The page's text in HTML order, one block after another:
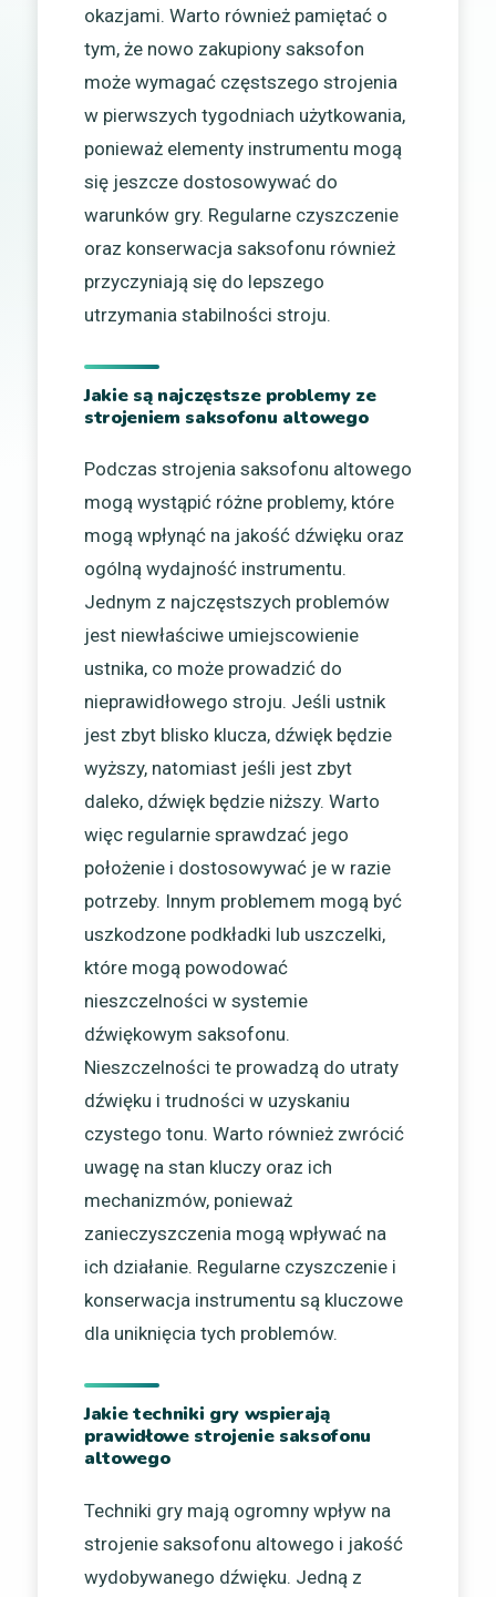
okazjami. Warto również pamiętać o
tym, że nowo zakupiony saksofon
może wymagać częstszego strojenia
w pierwszych tygodniach użytkowania,
ponieważ elementy instrumentu mogą
się jeszcze dostosowywać do
warunków gry. Regularne czyszczenie
oraz konserwacja saksofonu również
przyczyniają się do lepszego
utrzymania stabilności stroju.
Jakie są najczęstsze problemy ze
strojeniem saksofonu altowego
Podczas strojenia saksofonu altowego
mogą wystąpić różne problemy, które
mogą wpłynąć na jakość dźwięku oraz
ogólną wydajność instrumentu.
Jednym z najczęstszych problemów
jest niewłaściwe umiejscowienie
ustnika, co może prowadzić do
nieprawidłowego stroju. Jeśli ustnik
jest zbyt blisko klucza, dźwięk będzie
wyższy, natomiast jeśli jest zbyt
daleko, dźwięk będzie niższy. Warto
więc regularnie sprawdzać jego
położenie i dostosowywać je w razie
potrzeby. Innym problemem mogą być
uszkodzone podkładki lub uszczelki,
które mogą powodować
nieszczelności w systemie
dźwiękowym saksofonu.
Nieszczelności te prowadzą do utraty
dźwięku i trudności w uzyskaniu
czystego tonu. Warto również zwrócić
uwagę na stan kluczy oraz ich
mechanizmów, ponieważ
zanieczyszczenia mogą wpływać na
ich działanie. Regularne czyszczenie i
konserwacja instrumentu są kluczowe
dla uniknięcia tych problemów.
Jakie techniki gry wspierają
prawidłowe strojenie saksofonu
altowego
Techniki gry mają ogromny wpływ na
strojenie saksofonu altowego i jakość
wydobywanego dźwięku. Jedną z